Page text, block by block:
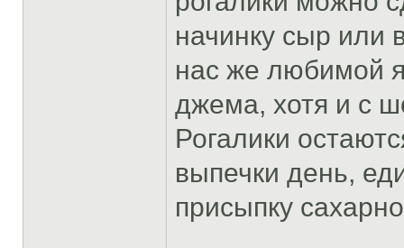
начинку сыр или
нас же любимой
джема, хотя и с
Рогалики
выпечки день,
присыпку